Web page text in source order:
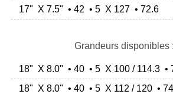
17" X 7.5" • 42 • 5 X 127 • 72.6
Grandeurs disponibles
18" X 8.0" • 40 • 5 X 100 / 114.3 •
18" X 8.0" • 40 • 5 X 112 / 120 •